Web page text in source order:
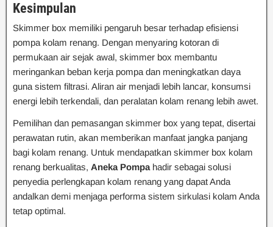
Kesimpulan
Skimmer box memiliki pengaruh besar terhadap efisiensi
pompa kolam renang. Dengan menyaring kotoran di
permukaan air sejak awal, skimmer box membantu
meringankan beban kerja pompa dan meningkatkan daya
guna sistem filtrasi. Aliran air menjadi lebih lancar, konsumsi
energi lebih terkendali, dan peralatan kolam renang lebih awet.
Pemilihan dan pemasangan skimmer box yang tepat, disertai
perawatan rutin, akan memberikan manfaat jangka panjang
bagi kolam renang. Untuk mendapatkan skimmer box kolam
renang berkualitas, Aneka Pompa hadir sebagai solusi
penyedia perlengkapan kolam renang yang dapat Anda
andalkan demi menjaga performa sistem sirkulasi kolam Anda
tetap optimal.